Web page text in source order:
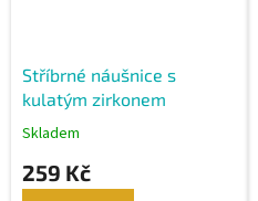
Stříbrné náušnice s
kulatým zirkonem
Skladem
259 Kč